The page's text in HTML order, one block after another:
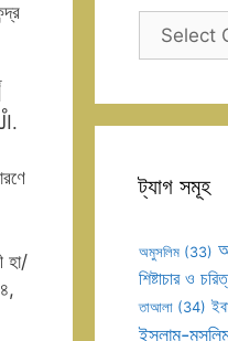
হা/
ক্যাটাগরি
ট্যাগ সমূহ
অমুসলিম (33)
শিষ্টাচার ও
তাআলা (34)
ইসলাম-